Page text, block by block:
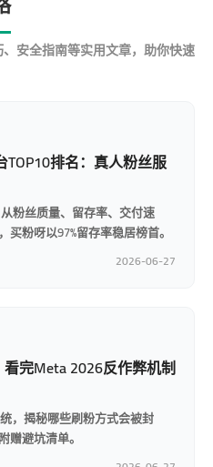
安全指南等实用文章，助你快速
TOP10排名：真人粉丝服
粉丝质量、留存率、交付速
粉呀以97%留存率稳居榜首。
2026-06-27
完Meta 2026反作弊机制
，揭秘哪些刷粉方式会被封
避坑清单。